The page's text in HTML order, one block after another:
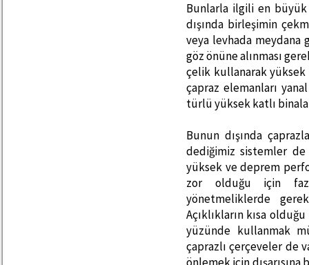
Bunlarla ilgili en büyük
dışında birleşimin
veya levhada
göz önüne alınması
çelik kullanarak yüksek
çapraz elemanları
türlü yüksek katlı
Bunun dışında
dediğimiz sistemler
yüksek ve deprem
zor olduğu için
yönetmeliklerde
Açıklıkların kısa
yüzünde kullanmak
çaprazlı çerçeveler de